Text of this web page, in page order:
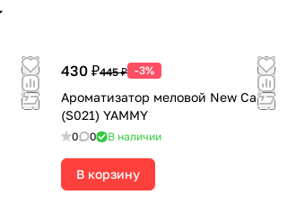
430 ₽445 ₽ -3%
Ароматизатор меловой New Car
(S021) YAMMY
0 0 В наличии
В корзину